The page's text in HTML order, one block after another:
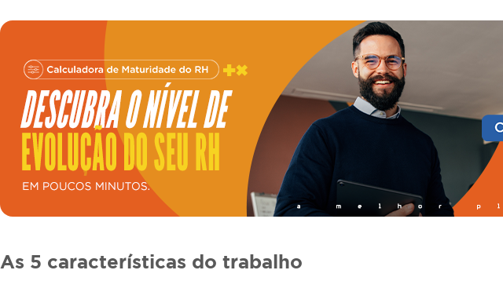
As 5 características do trabalho